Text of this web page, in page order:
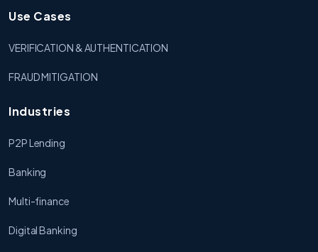
Use Cases
VERIFICATION & AUTHENTICATION
FRAUD MITIGATION
Industries
P2P Lending
Banking
Multi-finance
Digital Banking